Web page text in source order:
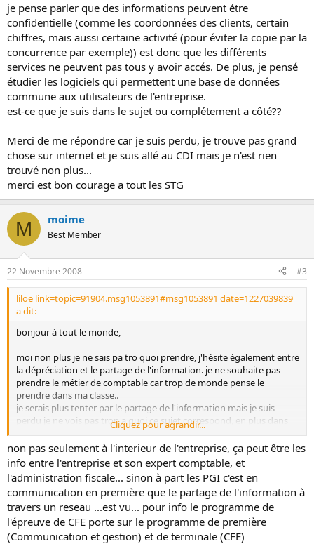
je pense parler que des informations peuvent étre
confidentielle (comme les coordonnées des clients, certain
chiffres, mais aussi certaine activité (pour éviter la copie par la
concurrence par exemple)) est donc que les différents
services ne peuvent pas tous y avoir accés. De plus, je pensé
étudier les logiciels qui permettent une base de données
commune aux utilisateurs de l'entreprise.
est-ce que je suis dans le sujet ou complétement a côté??
Merci de me répondre car je suis perdu, je trouve pas grand
chose sur internet et je suis allé au CDI mais je n'est rien
trouvé non plus...
merci est bon courage a tout les STG
M moime
Best Member
22 Novembre 2008 #3
liloe link=topic=91904.msg1053891#msg1053891 date=1227039839
a dit:
bonjour à tout le monde,
moi non plus je ne sais pa tro quoi prendre, j'hésite également entre
la dépréciation et le partage de l'information. je ne souhaite pas
prendre le métier de comptable car trop de monde pense le
prendre dans ma classe..
je serais plus tenter par le partage de l'information mais je suis
perdu je ne vois pas trop a quoi ce sujet correspond, en plus dans
mon cour il n'y a rien. de plus, je ne vois pas trop comment je peut
le rattacher a la spécialité CFE. ma prof, ma seulement dit qu 'il
s'agissait des informations circulant dans une entreprise, mais cela
ne m'aide pas trop.
Cliquez pour agrandir...
non pas seulement à l'interieur de l'entreprise, ça peut être les
info entre l'entreprise et son expert comptable, et
l'administration fiscale... sinon à part les PGI c'est en
communication en première que le partage de l'information à
travers un reseau ...est vu... pour info le programme de
l'épreuve de CFE porte sur le programme de première
(Communication et gestion) et de terminale (CFE)